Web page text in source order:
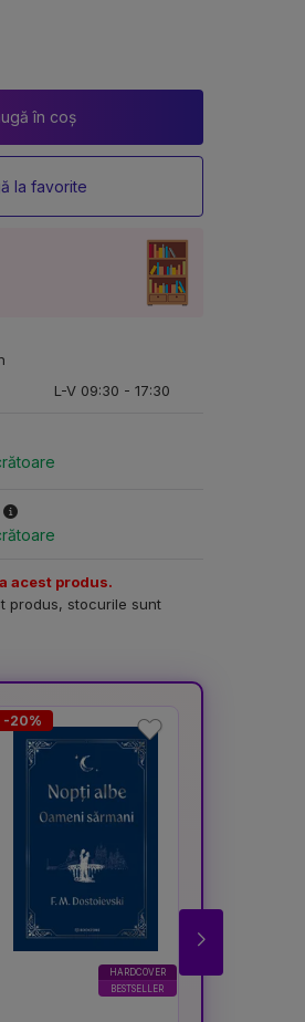
în coș
la favorite
L-V 09:30 - 17:30
acest produs.
produs, stocurile sunt
HARDCOVER
BESTSELLER
-20%